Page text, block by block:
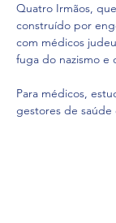
Quatro Irmãos,
construído por
com médicos
fuga do nazismo e
Para médicos,
gestores de saúde